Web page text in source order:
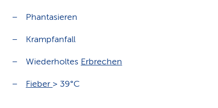
Phantasieren
Krampfanfall
Wiederholtes Erbrechen
Fieber > 39°C